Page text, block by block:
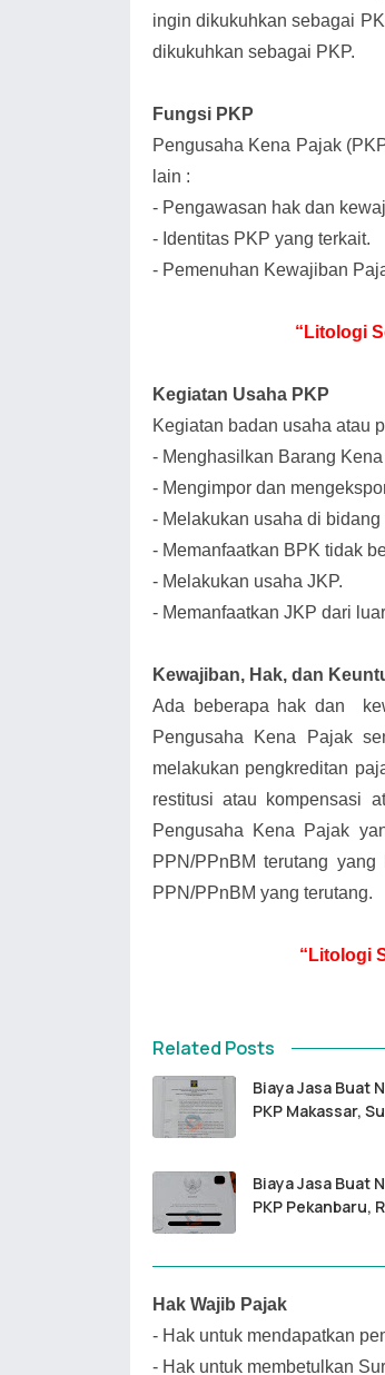
ingin dikukuhkan sebagai
dikukuhkan sebagai PKP.
Fungsi PKP
Pengusaha Kena Pajak
lain :
- Pengawasan hak dan
- Identitas PKP yang terkait.
- Pemenuhan Kewajiban
“Litologi
Kegiatan Usaha PKP
Kegiatan badan usaha atau
- Menghasilkan Barang
- Mengimpor dan
- Melakukan usaha di
- Memanfaatkan BPK tidak
- Melakukan usaha JKP.
- Memanfaatkan JKP dari
Kewajiban, Hak, dan
Ada beberapa hak dan
Pengusaha Kena Pajak
melakukan pengkreditan
restitusi atau kompensasi
Pengusaha Kena Pajak
PPN/PPnBM terutang
PPN/PPnBM yang terutang.
“Litologi
Related Posts
Biaya Jasa Buat
PKP Makassar,
Biaya Jasa Buat
PKP Pekanbaru,
Hak Wajib Pajak
- Hak untuk mendapatkan
- Hak untuk membetulkan